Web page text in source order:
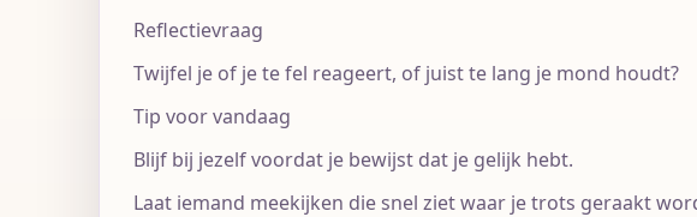
Reflectievraag
Twijfel je of je te fel reageert, of juist te lang je mond houdt?
Tip voor vandaag
Blijf bij jezelf voordat je bewijst dat je gelijk hebt.
Laat iemand meekijken die snel ziet waar je trots geraakt